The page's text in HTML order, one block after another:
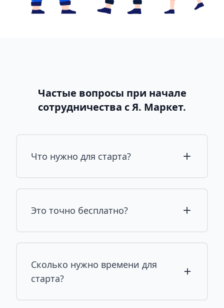
Частые вопросы при начале
сотрудничества с Я. Маркет.
Что нужно для старта?
Это точно бесплатно?
Сколько нужно времени для
старта?